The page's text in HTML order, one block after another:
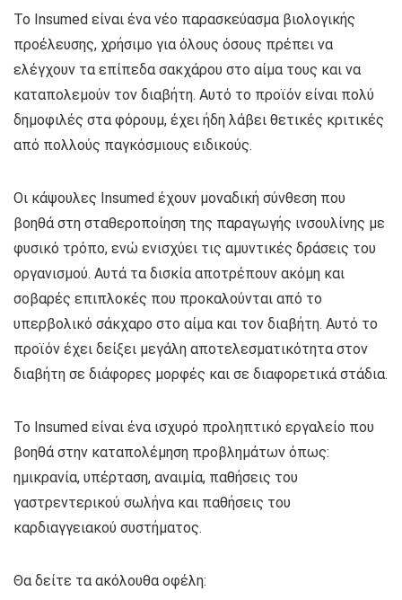
Το Insumed είναι ένα νέο παρασκεύασμα βιολογικής
προέλευσης, χρήσιμο για όλους όσους πρέπει να
ελέγχουν τα επίπεδα σακχάρου στο αίμα τους και να
καταπολεμούν τον διαβήτη. Αυτό το προϊόν είναι πολύ
δημοφιλές στα φόρουμ, έχει ήδη λάβει θετικές κριτικές
από πολλούς παγκόσμιους ειδικούς.
Οι κάψουλες Insumed έχουν μοναδική σύνθεση που
βοηθά στη σταθεροποίηση της παραγωγής ινσουλίνης με
φυσικό τρόπο, ενώ ενισχύει τις αμυντικές δράσεις του
οργανισμού. Αυτά τα δισκία αποτρέπουν ακόμη και
σοβαρές επιπλοκές που προκαλούνται από το
υπερβολικό σάκχαρο στο αίμα και τον διαβήτη. Αυτό το
προϊόν έχει δείξει μεγάλη αποτελεσματικότητα στον
διαβήτη σε διάφορες μορφές και σε διαφορετικά στάδια.
Το Insumed είναι ένα ισχυρό προληπτικό εργαλείο που
βοηθά στην καταπολέμηση προβλημάτων όπως:
ημικρανία, υπέρταση, αναιμία, παθήσεις του
γαστρεντερικού σωλήνα και παθήσεις του
καρδιαγγειακού συστήματος.
Θα δείτε τα ακόλουθα οφέλη: